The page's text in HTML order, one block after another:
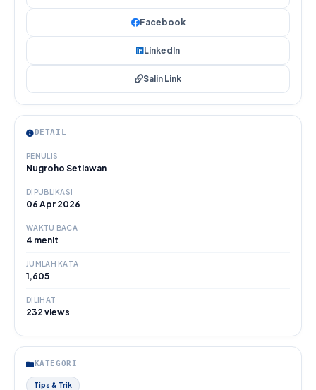
Facebook
LinkedIn
Salin Link
DETAIL
PENULIS
Nugroho Setiawan
DIPUBLIKASI
06 Apr 2026
WAKTU BACA
4 menit
JUMLAH KATA
1,605
DILIHAT
232 views
KATEGORI
Tips & Trik